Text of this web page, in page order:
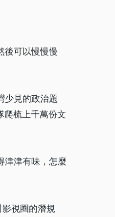
後可以慢慢慢
少見的政治題
爬梳上千萬份文
津津有味，怎麼
視圈的潛規